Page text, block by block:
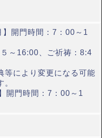
】開門時間：7：00～1
～16:00、ご祈祷：8:4
等により変更になる可能
開門時間：7：00～1